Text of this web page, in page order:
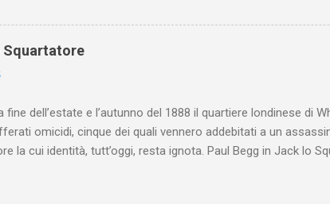
Squartatore
fine dell’estate e l’autunno del 1888 il quartiere londinese di
omicidi, cinque dei quali vennero addebitati a un
la cui identità, tutt’oggi, resta ignota. Paul Begg in Jack lo
(e, in alcuni capitoli, soprattutto) a ricostruire la storia di